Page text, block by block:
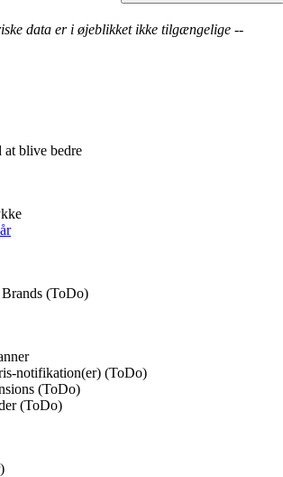
data er i øjeblikket ikke tilgængelige --
blive bedre
(ToDo)
notifikation(er) (ToDo)
(ToDo)
(ToDo)